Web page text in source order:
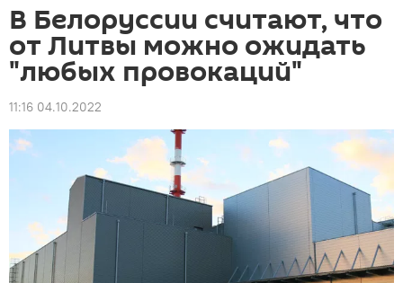
В Белоруссии считают, что
от Литвы можно ожидать
"любых провокаций"
11:16 04.10.2022